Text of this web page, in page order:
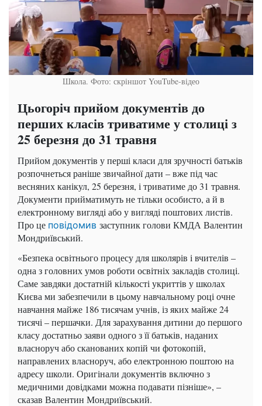
Школа. Фото: скріншот YouTube-відео
Цьогоріч прийом документів до
перших класів триватиме у столиці з
25 березня до 31 травня
Прийом документів у перші класи для зручності батьків
розпочнеться раніше звичайної дати – вже під час
весняних канікул, 25 березня, і триватиме до 31 травня.
Документи прийматимуть не тільки особисто, а й в
електронному вигляді або у вигляді поштових листів.
Про це повідомив заступник голови КМДА Валентин
Мондриївський.
«Безпека освітнього процесу для школярів і вчителів –
одна з головних умов роботи освітніх закладів столиці.
Саме завдяки достатній кількості укриттів у школах
Києва ми забезпечили в цьому навчальному році очне
навчання майже 186 тисячам учнів, із яких майже 24
тисячі – першачки. Для зарахування дитини до першого
класу достатньо заяви одного з її батьків, наданих
власноруч або сканованих копій чи фотокопій,
направлених власноруч, або електронною поштою на
адресу школи. Оригінали документів включно з
медичними довідками можна подавати пізніше», –
сказав Валентин Мондриївський.